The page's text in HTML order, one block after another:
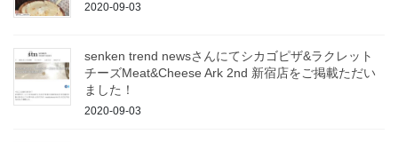
2020-09-03
senken trend newsさんにてシカゴピザ&ラクレット
チーズMeat&Cheese Ark 2nd 新宿店をご掲載ただい
ました！
2020-09-03